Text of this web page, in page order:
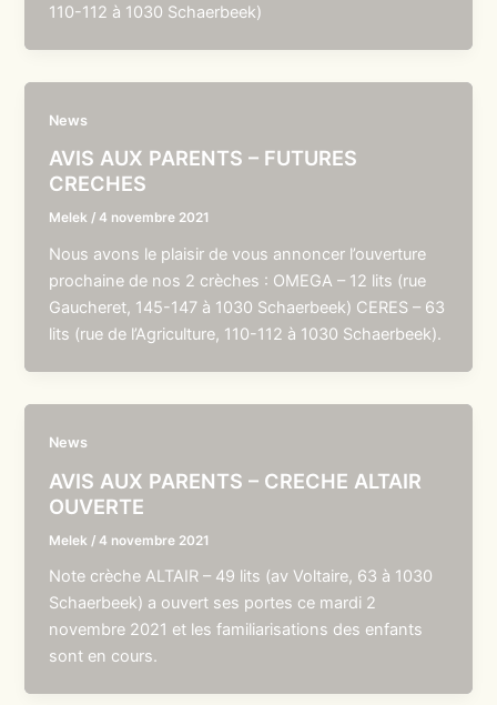
110-112 à 1030 Schaerbeek)
News
AVIS AUX PARENTS – FUTURES
CRECHES
Melek /4 novembre 2021
Nous avons le plaisir de vous annoncer l’ouverture
prochaine de nos 2 crèches : OMEGA – 12 lits (rue
Gaucheret, 145-147 à 1030 Schaerbeek) CERES – 63
lits (rue de l’Agriculture, 110-112 à 1030 Schaerbeek).
News
AVIS AUX PARENTS – CRECHE ALTAIR
OUVERTE
Melek /4 novembre 2021
Note crèche ALTAIR – 49 lits (av Voltaire, 63 à 1030
Schaerbeek) a ouvert ses portes ce mardi 2
novembre 2021 et les familiarisations des enfants
sont en cours.